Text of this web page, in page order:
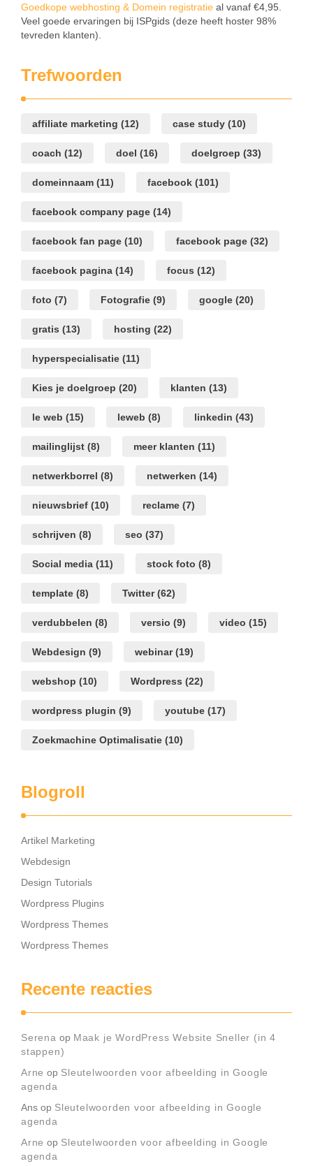
Goedkope webhosting & Domein registratie al vanaf €4,95.
Veel goede ervaringen bij ISPgids (deze heeft hoster 98%
tevreden klanten).
Trefwoorden
affiliate marketing (12) case study (10)
coach (12) doel (16) doelgroep (33)
domeinnaam (11) facebook (101)
facebook company page (14)
facebook fan page (10) facebook page (32)
facebook pagina (14) focus (12)
foto (7) Fotografie (9) google (20)
gratis (13) hosting (22)
hyperspecialisatie (11)
Kies je doelgroep (20) klanten (13)
le web (15) leweb (8) linkedin (43)
mailinglijst (8) meer klanten (11)
netwerkborrel (8) netwerken (14)
nieuwsbrief (10) reclame (7)
schrijven (8) seo (37)
Social media (11) stock foto (8)
template (8) Twitter(62)
verdubbelen (8) versio (9) video (15)
Webdesign (9) webinar(19)
webshop (10) Wordpress (22)
wordpress plugin (9) youtube (17)
Zoekmachine Optimalisatie (10)
Blogroll
Artikel Marketing
Webdesign
Design Tutorials
Wordpress Plugins
Wordpress Themes
Wordpress Themes
Recente reacties
Serena op Maak je WordPress Website Sneller (in 4
stappen)
Arne op Sleutelwoorden voor afbeelding in Google
agenda
Ans op Sleutelwoorden voor afbeelding in Google
agenda
Arne op Sleutelwoorden voor afbeelding in Google
agenda